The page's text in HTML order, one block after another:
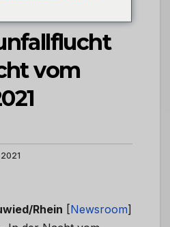
vom
Rhein [Newsroom]